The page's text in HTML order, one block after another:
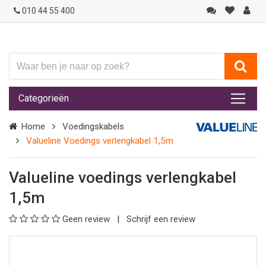
010 44 55 400
ben
je
naar
op
zoek?
Categorieën
Home
Voedingskabels
Valueline Voedings verlengkabel 1,5m
Valueline voedings verlengkabel
1,5m
Geen review Schrijf een review